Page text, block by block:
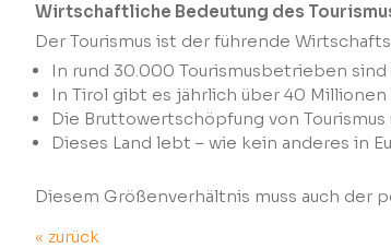
Wirtschaftliche Bedeutung des
Der Tourismus ist der führende
In rund 30.000 Tourismusbetrieben
In Tirol gibt es jährlich über 40
Die Bruttowertschöpfung von
Dieses Land lebt – wie kein anderes in
Diesem Größenverhältnis muss auch der
« zurück